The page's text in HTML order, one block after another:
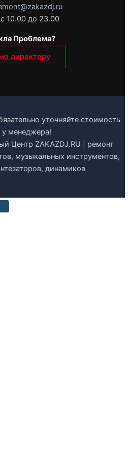
с 10.00 до 23.00
Проблема?
директору
уточняйте стоимость
у менеджера!
Центр ZAKAZDJ.RU | ремонт
музыкальных инструментов,
динамиков